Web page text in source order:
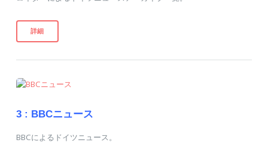
詳細
3 : BBCニュース
BBCによるドイツニュース。